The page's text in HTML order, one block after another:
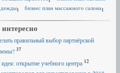
1 бизнес план массажного салона1
правильный выбор партнёрской
37
идея: открытие учебного центра 12